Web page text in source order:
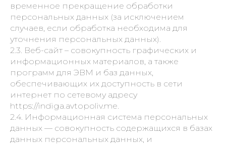
временное прекращение обработки
персональных данных (за исключением
случаев, если обработка необходима для
уточнения персональных данных).
2.3. Веб-сайт – совокупность графических и
информационных материалов, а также
программ для ЭВМ и баз данных,
обеспечивающих их доступность в сети
интернет по сетевому адресу
https://indiga.avtopoliv.me.
2.4. Информационная система персональных
данных — совокупность содержащихся в базах
данных персональных данных, и